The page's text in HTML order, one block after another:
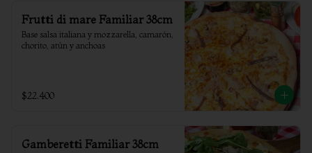
Frutti di mare Familiar 38cm
Base salsa italiana y mozzarella, camarón,
chorito, atún y anchoas
$22.400
Gamberetti Familiar 38cm